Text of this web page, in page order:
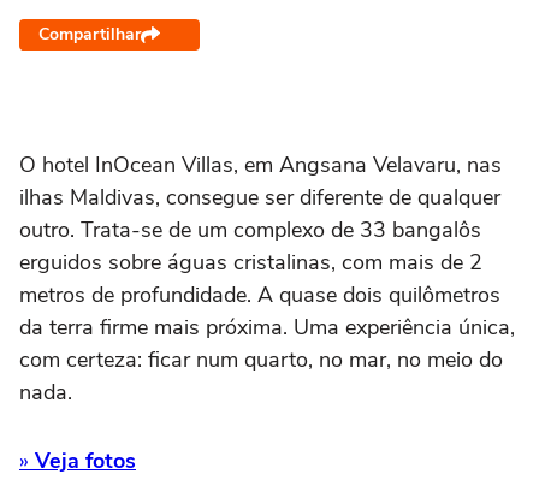
Compartilhar
O hotel InOcean Villas, em Angsana Velavaru, nas
ilhas Maldivas, consegue ser diferente de qualquer
outro. Trata-se de um complexo de 33 bangalôs
erguidos sobre águas cristalinas, com mais de 2
metros de profundidade. A quase dois quilômetros
da terra firme mais próxima. Uma experiência única,
com certeza: ficar num quarto, no mar, no meio do
nada.
» Veja fotos